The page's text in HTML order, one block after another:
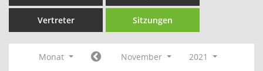
Vertreter Sitzungen
Monat November
2021